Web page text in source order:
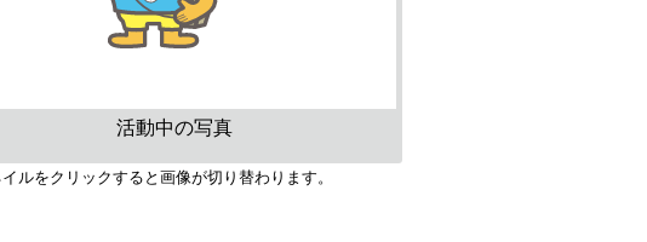
活動中の写真
ルをクリックすると画像が切り替わります。